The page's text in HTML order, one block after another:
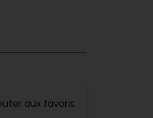
aux favoris